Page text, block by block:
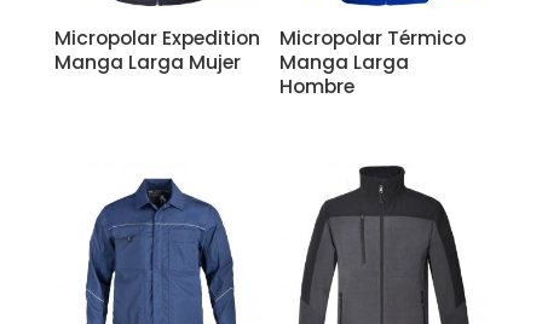
Micropolar Expedition
Manga Larga Mujer
Micropolar Térmico
Manga Larga
Hombre